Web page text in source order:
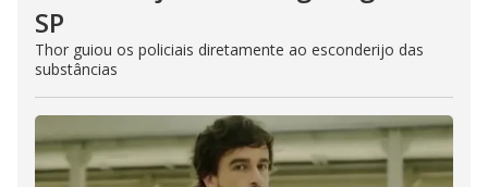
SP
Thor guiou os policiais diretamente ao esconderijo das
substâncias